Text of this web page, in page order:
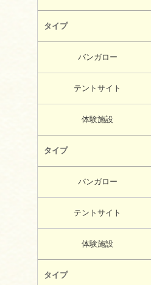
タイプ
バンガロー
テントサイト
体験施設
タイプ
バンガロー
テントサイト
体験施設
タイプ